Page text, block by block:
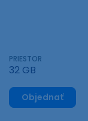
PRIESTOR
32 GB
Objednať